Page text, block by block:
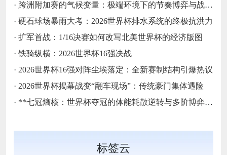
· 跨洲附加赛的气候变量：极端环境下的节奏博弈与战术自适应
· 硬石球场暴雨大考：2026世界杯排水系统的终极抗洪力
· 扩军首战：1/16决赛如何改写北美世界杯的经济版图
· 铁骑纵横：2026世界杯16强决战
· 2026世界杯16强对阵尘埃落定：全新赛制结构引爆热议
· 2026世界杯揭幕战变“翻车现场”：传统豪门集体遇险
· **七冠熵核：世界杯夺冠的体能耗散逆转与多阶博弈论**
标签云